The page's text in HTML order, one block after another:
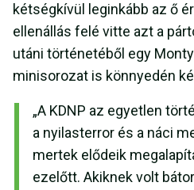
kétségkívül leginkább az ő
ellenállás felé vitte azt a
utáni történetéből egy
minisorozat is könnyedén
„A KDNP az egyetlen
a nyilasterror és a náci
mertek elődeik
ezelőtt. Akiknek volt